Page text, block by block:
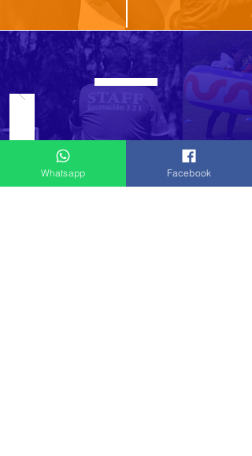
Whatsapp Facebook